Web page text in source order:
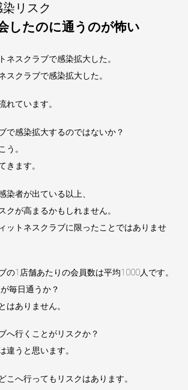
リスク
したのに通うのが怖い
ネスクラブで感染拡大した。
スクラブで感染拡大した。
れています。
で感染拡大するのではないか？
う。
きます。
染者が出ている以上、
クが高まるかもしれません。
ットネスクラブに限ったことではありませ
の1店舗あたりの会員数は平均1000人です。
毎日通うか？
はありません。
へ行くことがリスクか？
違うと思います。
こへ行ってもリスクはあります。